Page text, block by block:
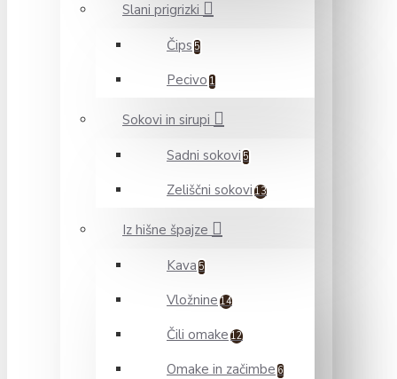
Slani prigrizki
Čips 5
Pecivo 1
Sokovi in sirupi
Sadni sokovi 5
Zeliščni sokovi 13
Iz hišne špajze
Kava 5
Vložnine 14
Čili omake 12
Omake in začimbe 6